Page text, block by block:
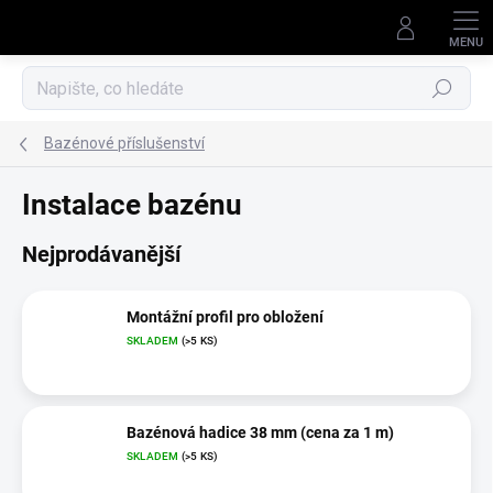
Hledat
Bazénové příslušenství
Instalace bazénu
Nejprodávanější
Montážní profil pro obložení
SKLADEM (>5 KS)
Bazénová hadice 38 mm (cena za 1 m)
SKLADEM (>5 KS)